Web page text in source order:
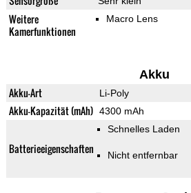
Weitere
Kamerfunktionen
Macro Lens
Akku
Akku-Art Li-Poly
Akku-Kapazität (mAh) 4300 mAh
Batterieeigenschaften
Schnelles Laden
Nicht entfernbar